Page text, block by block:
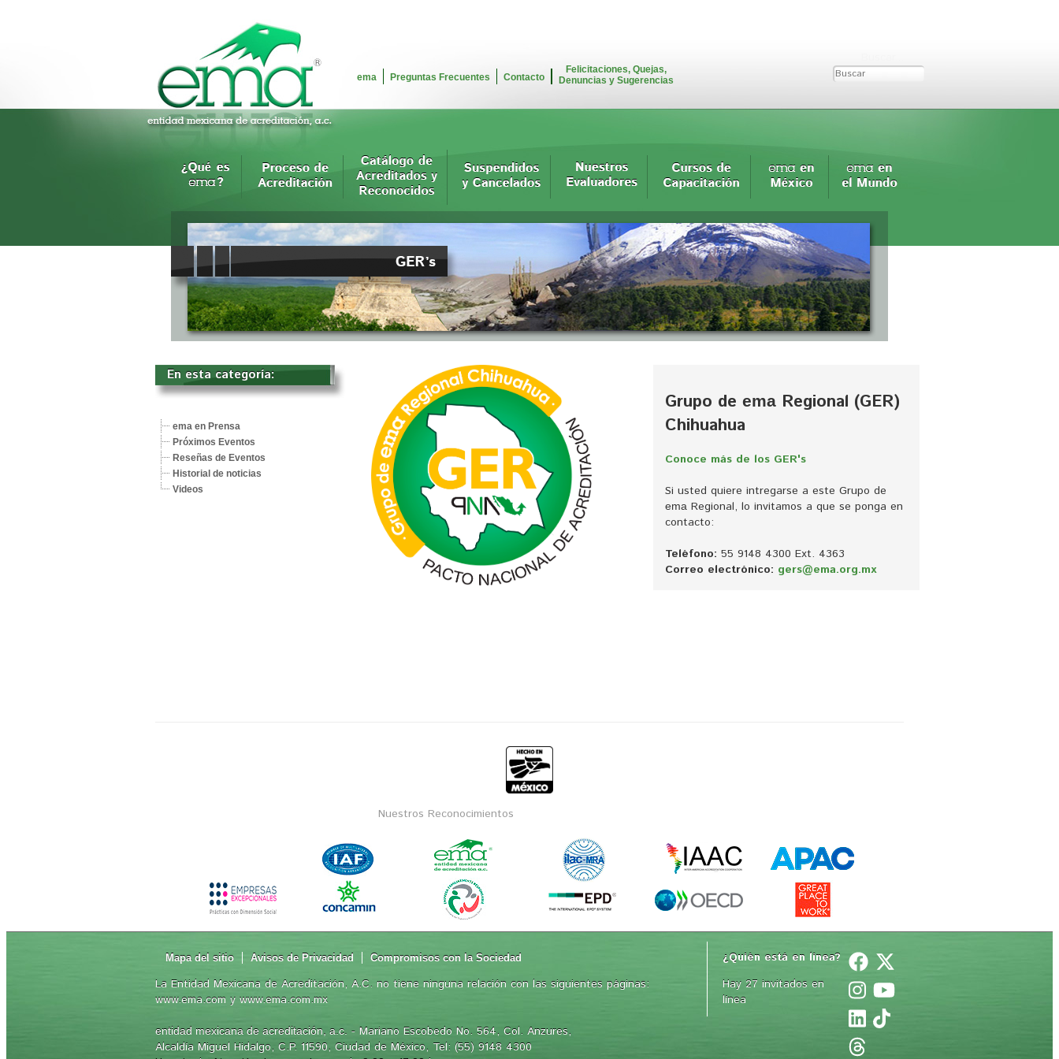
ema Preguntas Frecuentes Contacto
Felicitaciones, Quejas,
Denuncias y Sugerencias
Grupo de ema Regional (GER)
Chihuahua
Conoce más de los GER's
Si usted quiere intregarse a este Grupo de
ema Regional, lo invitamos a que se ponga en
contacto:
Teléfono: 55 9148 4300 Ext. 4363
Correo electrónico: gers@ema.org.mx
En esta categoría:
ema en Prensa
Próximos Eventos
Reseñas de Eventos
Historial de noticias
Videos
Nuestros Reconocimientos
Mapa del sitio Avisos de Privacidad Compromisos con la Sociedad
La Entidad Mexicana de Acreditación, A.C. no tiene ninguna relación con las siguientes páginas:
www.ema.com y www.ema.com.mx
entidad mexicana de acreditación, a.c. - Mariano Escobedo No. 564, Col. Anzures,
Alcaldía Miguel Hidalgo, C.P. 11590, Ciudad de México, Tel: (55) 9148 4300
¿Quién está en línea?
Hay 27 invitados en
línea